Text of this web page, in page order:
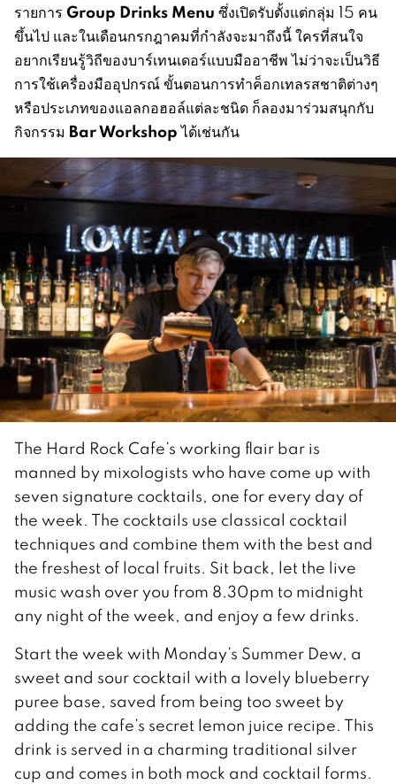
รายการ Group Drinks Menu ซึ่งเปิดรับตั้งแต่กลุ่ม 15 คน
ขึ้นไป และในเดือนกรกฎาคมที่กำลังจะมาถึงนี้ ใครที่สนใจ
อยากเรียนรู้วิถีของบาร์เทนเดอร์แบบมืออาชีพ ไม่ว่าจะเป็นวิธี
การใช้เครื่องมืออุปกรณ์ ขั้นตอนการทำค็อกเทลรสชาติต่างๆ
หรือประเภทของแอลกอฮอล์แต่ละชนิด ก็ลองมาร่วมสนุกกับ
กิจกรรม Bar Workshopได้เช่นกัน
The Hard Rock Cafe’s working flair bar is
manned by mixologists who have come up with
seven signature cocktails, one for every day of
the week. The cocktails use classical cocktail
techniques and combine them with the best and
the freshest of local fruits. Sit back, let the live
music wash over you from 8.30pm to midnight
any night of the week, and enjoy a few drinks.
Start the week with Monday’s Summer Dew, a
sweet and sour cocktail with a lovely blueberry
puree base, saved from being too sweet by
adding the cafe’s secret lemon juice recipe. This
drink is served in a charming traditional silver
cup and comes in both mock and cocktail forms.